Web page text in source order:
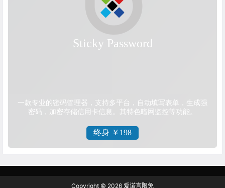
Copyright © 2026 爱诺言限免